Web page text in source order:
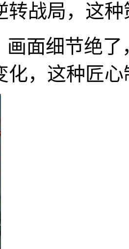
转战局，这
画面细节绝
化，这种匠